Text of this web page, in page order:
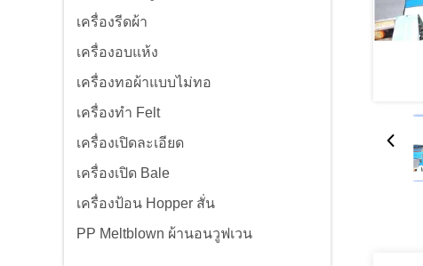
เครื่องรีดผ้า
เครื่องอบแห้ง
เครื่องทอผ้าแบบไม่ทอ
เครื่องทำ Felt
เครื่องเปิดละเอียด
เครื่องเปิด Bale
เครื่องป้อน Hopper สั่น
PP Meltblown ผ้านอนวูฟเวน